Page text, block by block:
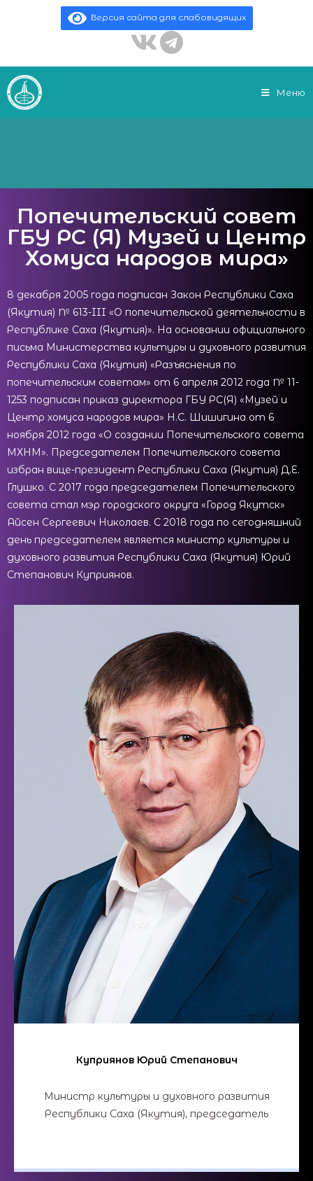
Версия сайта для слабовидящих
Меню
Попечительский совет
ГБУ РС (Я) Музей и Центр
Хомуса народов мира»
8 декабря 2005 года подписан Закон Республики Саха
(Якутия) № 613-III «О попечительской деятельности в
Республике Саха (Якутия)». На основании официального
письма Министерства культуры и духовного развития
Республики Саха (Якутия) «Разъяснения по
попечительским советам» от 6 апреля 2012 года № 11-
1253 подписан приказ директора ГБУ РС(Я) «Музей и
Центр хомуса народов мира» Н.С. Шишигина от 6
ноября 2012 года «О создании Попечительского совета
МХНМ». Председателем Попечительского совета
избран вице-президент Республики Саха (Якутия) Д.Е.
Глушко. С 2017 года председателем Попечительского
совета стал мэр городского округа «Город Якутск»
Айсен Сергеевич Николаев. С 2018 года по сегодняшний
день председателем является министр культуры и
духовного развития Республики Саха (Якутия) Юрий
Степанович Куприянов.
Куприянов Юрий Степанович
Министр культуры и духовного развития
Республики Саха (Якутия), председатель